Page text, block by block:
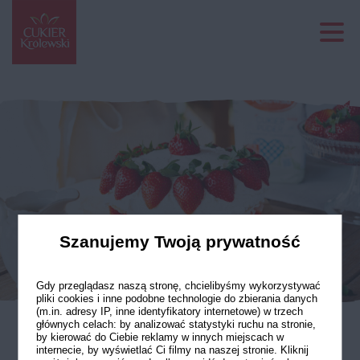
Szanujemy Twoją prywatność
Gdy przeglądasz naszą stronę, chcielibyśmy wykorzystywać
pliki cookies i inne podobne technologie do zbierania danych
(m.in. adresy IP, inne identyfikatory internetowe) w trzech
głównych celach: by analizować statystyki ruchu na stronie,
by kierować do Ciebie reklamy w innych miejscach w
internecie, by wyświetlać Ci filmy na naszej stronie. Kliknij